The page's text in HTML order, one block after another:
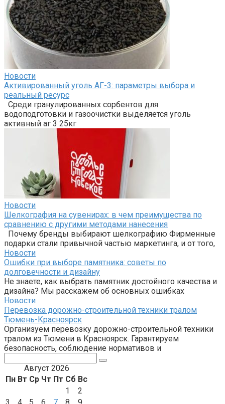
Новости
Активированный уголь АГ-3: параметры выбора и
реальный ресурс
Среди гранулированных сорбентов для
водоподготовки и газоочистки выделяется уголь
активный аг 3 25кг
Новости
Шелкография на сувенирах: в чем преимущества по
сравнению с другими методами нанесения
Почему бренды выбирают шелкографию Фирменные
подарки стали привычной частью маркетинга, и от того,
Новости
Ошибки при выборе памятника: советы по
долговечности и дизайну
Не знаете, как выбрать памятник достойного качества и
дизайна? Мы расскажем об основных ошибках
Новости
Перевозка дорожно-строительной техники тралом
Тюмень-Красноярск
Организуем перевозку дорожно-строительной техники
тралом из Тюмени в Красноярск. Гарантируем
безопасность, соблюдение нормативов и
Август 2026
Пн Вт Ср Чт Пт Сб Вс
1
2